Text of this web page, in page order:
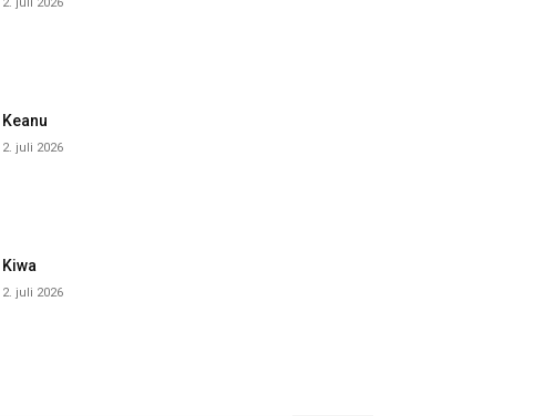
Keanu
2. juli 2026
Kiwa
2. juli 2026